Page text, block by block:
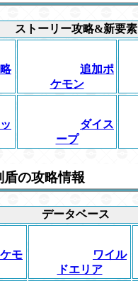
ストーリー攻略&新要素
追加ポ
ケモン
ダイス
ープ
の攻略情報
データベース
モ
ワイル
ドエリア